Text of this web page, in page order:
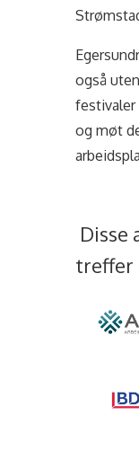
også
festivaler
og møt
Disse
treffer